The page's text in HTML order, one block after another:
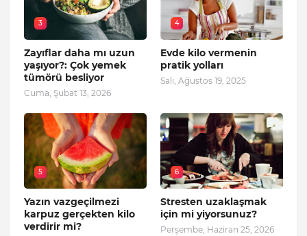
3
Zayıflar daha mı uzun
yaşıyor?: Çok yemek
tümörü besliyor
Cuma, Şubat 13, 2026
4
Evde kilo vermenin
pratik yolları
Salı, Ağustos 19, 2025
5
Yazın vazgeçilmezi
karpuz gerçekten kilo
verdirir mi?
6
Stresten uzaklaşmak
için mi yiyorsunuz?
Perşembe, Haziran 25, 2026